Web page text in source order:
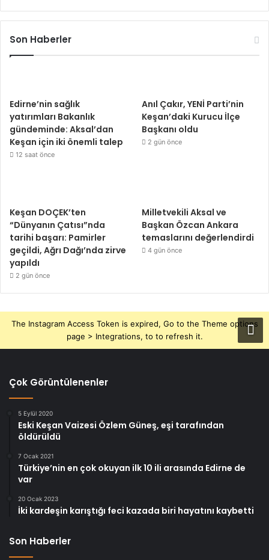
Son Haberler
Edirne’nin sağlık
yatırımları Bakanlık
gündeminde: Aksal’dan
Keşan için iki önemli talep
12 saat önce
Anıl Çakır, YENİ Parti’nin
Keşan’daki Kurucu İlçe
Başkanı oldu
2 gün önce
Keşan DOÇEK’ten
“Dünyanın Çatısı”nda
tarihi başarı: Pamirler
geçildi, Ağrı Dağı’nda zirve
yapıldı
2 gün önce
Milletvekili Aksal ve
Başkan Özcan Ankara
temaslarını değerlendirdi
4 gün önce
The Instagram Access Token is expired, Go to the Theme options
page > Integrations, to to refresh it.
Çok Görüntülenenler
5 Eylül 2020
Eski Keşan Vaizesi Özlem Güneş, eşi tarafından
öldürüldü
7 Ocak 2021
Türkiye’nin en çok okuyan ilk 10 ili arasında Edirne de
var
20 Ocak 2023
İki kardeşin karıştığı feci kazada biri hayatını kaybetti
Son Haberler